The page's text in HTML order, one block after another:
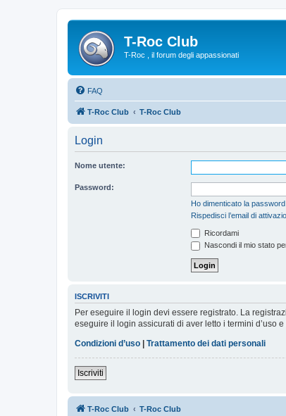
T-Roc Club
T-Roc , il forum degli appassionati
FAQ
T-Roc Club T-Roc Club
Login
Nome utente:
Password:
Ho dimenticato la password
Rispedisci l’email di
Ricordami
Nascondi il mio stato
ISCRIVITI
Per eseguire il login devi essere registrato. La
eseguire il login assicurati di aver letto i termini d’uso
Condizioni d’uso
Trattamento dei dati personali
Iscriviti
T-Roc Club T-Roc Club